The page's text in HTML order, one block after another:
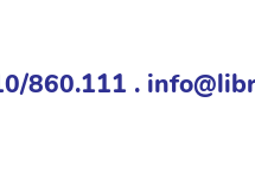
860.111 .